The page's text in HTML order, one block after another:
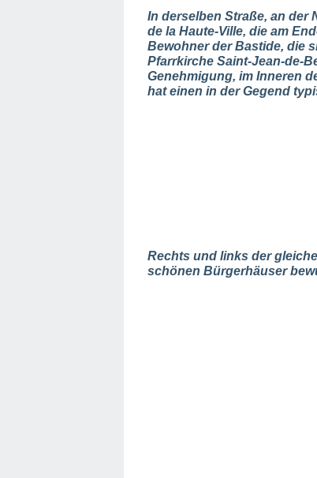
In derselben Straße, an der
de la Haute-Ville, die am
Bewohner der Bastide, die
Pfarrkirche Saint-Jean-de-
Genehmigung, im Inneren
hat einen in der Gegend
Rechts und links der
schönen Bürgerhäuser